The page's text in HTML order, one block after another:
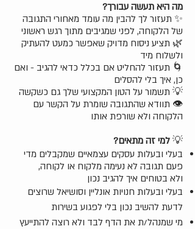
מה היא תעשה עבורך?
✨ תעזור לך להבין מה עומד מאחורי התגובה
של הלקוחה, לפני שמגיבים מתוך רגש ראשוני
🌿 תציע ניסוח מדויק שאפשר כמעט להעתיק
ולשלוח מיד
🌀 תעזור להחליט אם בכלל כדאי להגיב - ואם
כן, איך בלי להסלים
💡 תשמור על הטון המקצועי שלך גם כשקשה
👁 תוודא שהתגובה שומרת על הקשר עם
הלקוחה ולא שורפת אותו
💡 למי זה מתאים?
בעלי ובעלות עסקים עצמאיים שמקבלים מדי
פעם תגובה לא נעימה מלקוח או לקוחה,
ולא בטוחים איך להגיב נכון
בעלי ובעלות חנויות אונליין וסושיאל שרוצים
לדעת להשיב נכון בלי לפגוע בשירות
מי שמנהל/ת את הדף לבד ולא רוצה להתייעץ